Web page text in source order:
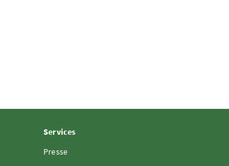
Services
Presse